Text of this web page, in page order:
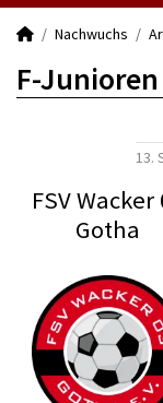
Nachwuchs
F-Junioren
13.
FSV Wacker
Gotha